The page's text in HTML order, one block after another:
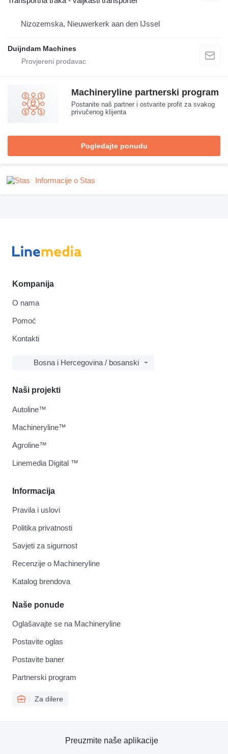
Nizozemska, Nieuwerkerk aan den IJssel
Duijndam Machines
Machineryline partnerski program
Postanite naš partner i ostvarite profit za svakog
privučenog klijenta
Pogledajte ponudu
Informacije o Stas
Kompanija
O nama
Pomoć
Kontakti
Bosna i Hercegovina / bosanski
Informacija
Pravila i uslovi
Politika privatnosti
Savjeti za sigurnost
Recenzije o Machineryline
Katalog brendova
Naše ponude
Oglašavajte se na Machineryline
Postavite oglas
Postavite baner
Partnerski program
Za dilere
Naši projekti
Autoline™
Machineryline™
Agroline™
Linemedia Digital ™
Preuzmite naše aplikacije